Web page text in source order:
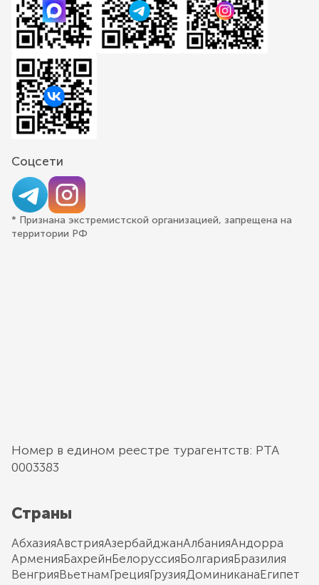
Соцсети
* Признана экстремистской организацией, запрещена на
территории РФ
Номер в едином реестре турагентств: РТА
0003383
Страны
АбхазияАвстрияАзербайджанАлбанияАндорра
АрменияБахрейнБелоруссияБолгарияБразилия
ВенгрияВьетнамГрецияГрузияДоминиканаЕгипет